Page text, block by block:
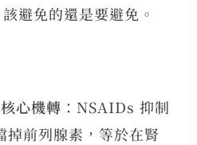
避免的還是要避免。
心機轉 ：NSAIDs 抑制
掉前列腺素，等於在腎